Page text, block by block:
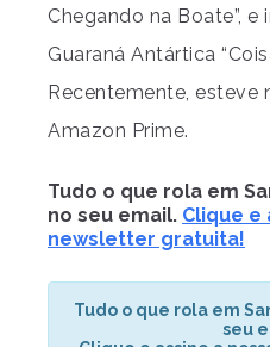
Chegando na Boate”,
Guaraná Antártica
Recentemente, esteve
Amazon Prime.
Tudo o que rola em
no seu email. Clique e
newsletter gratuita!
Tudo o que rola em
seu